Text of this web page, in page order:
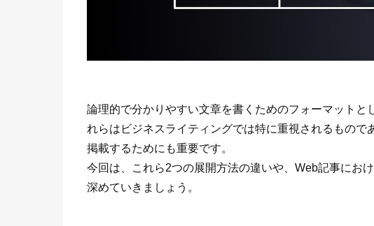
論理的で分かりやすい文章を書くためのフォーマットと
れらはビジネスライティングでは特に重視されるもので
掲載するためにも重要です。
今回は、これら2つの展開方法の違いや、Web記事にお
深めていきましょう。